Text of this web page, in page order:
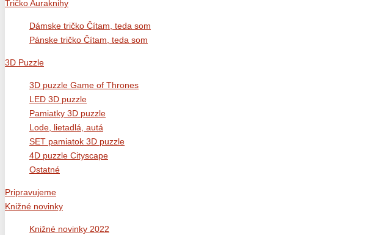
Tričko Auraknihy
Dámske tričko Čítam, teda som
Pánske tričko Čítam, teda som
3D Puzzle
3D puzzle Game of Thrones
LED 3D puzzle
Pamiatky 3D puzzle
Lode, lietadlá, autá
SET pamiatok 3D puzzle
4D puzzle Cityscape
Ostatné
Pripravujeme
Knižné novinky
Knižné novinky 2022